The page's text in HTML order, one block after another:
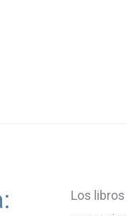
Los